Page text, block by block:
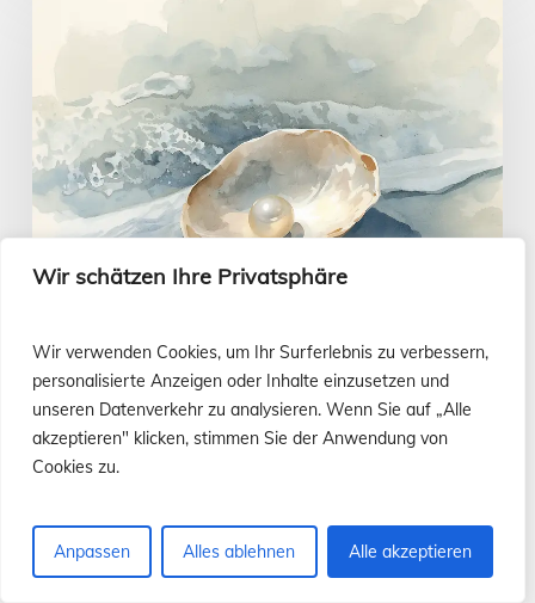
Wir schätzen Ihre Privatsphäre
Wir verwenden Cookies, um Ihr Surferlebnis zu verbessern,
personalisierte Anzeigen oder Inhalte einzusetzen und
unseren Datenverkehr zu analysieren. Wenn Sie auf „Alle
akzeptieren" klicken, stimmen Sie der Anwendung von
Cookies zu.
Anpassen Alles ablehnen Alle akzeptieren
Juli
Evangelium vom 26. Juli